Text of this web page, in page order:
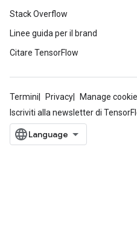
Stack Overflow
Linee guida per il brand
Citare TensorFlow
Termini Privacy
Manage
Iscriviti alla newsletter di